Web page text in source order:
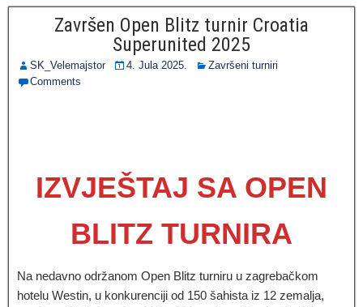
Završen Open Blitz turnir Croatia
Superunited 2025
SK_Velemajstor 4. Jula 2025.
Završeni turniri
Comments
IZVJEŠTAJ SA OPEN
BLITZ TURNIRA
Na nedavno održanom Open Blitz turniru u zagrebačkom
hotelu Westin, u konkurenciji od 150 šahista iz 12 zemalja,